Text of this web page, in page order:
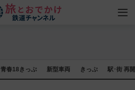
青春18きっぷ 新型車両 きっぷ 駅･街 再